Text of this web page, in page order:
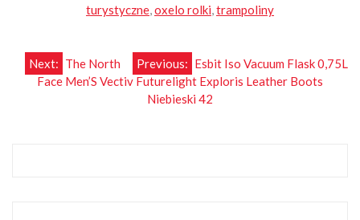
turystyczne,oxelo rolki,trampoliny
Nawigacja
Previous: Esbit Iso Vacuum Flask 0,75L
Next: The North
Face Men’S Vectiv Futurelight Exploris Leather Boots
Niebieski 42